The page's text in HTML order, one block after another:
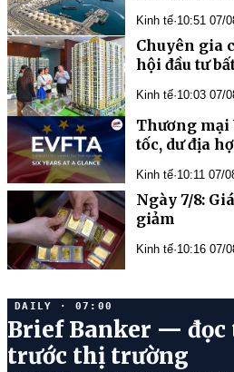
Kinh tế·10:51 07/
Chuyên gia
hội đầu tư
Kinh tế·10:03 07/
Thương mại
tốc, dư địa
Kinh tế·10:11 07/
Ngày 7/8:
giảm
Kinh tế·10:16 07/
DAILY · 07:00
Brief Banker —
trước thị trường